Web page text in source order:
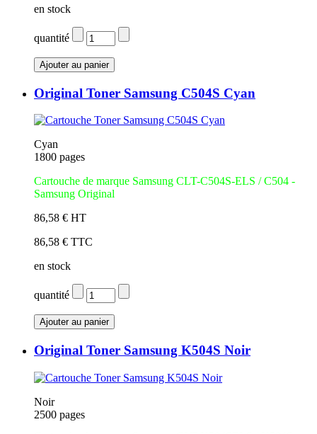
en stock
quantité
Original Toner Samsung C504S Cyan
Cyan
1800 pages
Cartouche de marque Samsung CLT-C504S-ELS / C504 -
Samsung Original
86,58 € HT
86,58 € TTC
en stock
quantité
Original Toner Samsung K504S Noir
Noir
2500 pages